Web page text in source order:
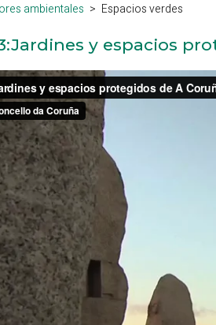
ambientales Espacios verdes
Jardines y espacios